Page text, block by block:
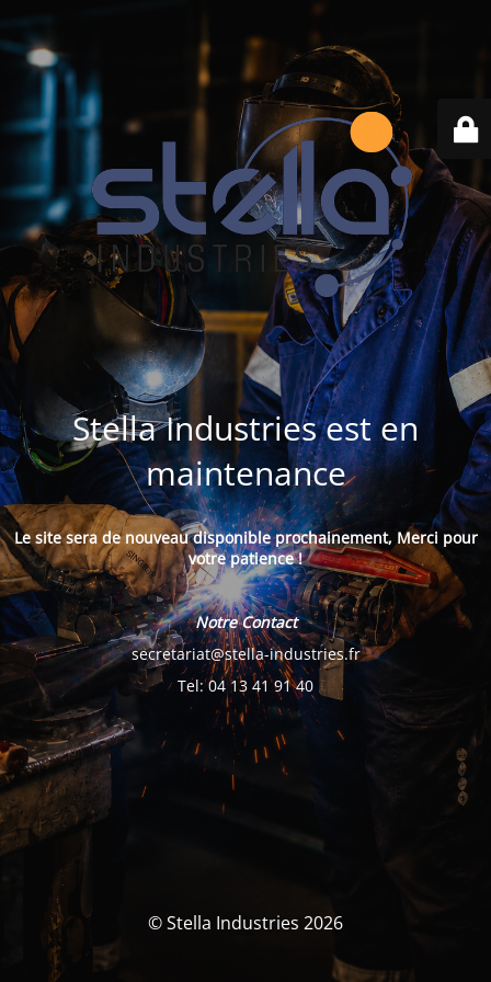
Stella Industries est en
maintenance
Le site sera de nouveau disponible prochainement, Merci pour
votre patience !
Notre Contact
secretariat@stella-industries.fr
Tel: 04 13 41 91 40
© Stella Industries 2026